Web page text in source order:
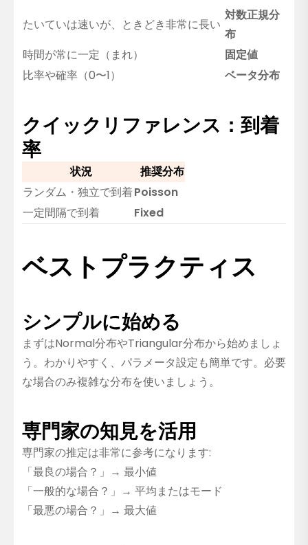
たいていは速いが、ときどき非常に長い
対数正規分
布
時間が常に一定（まれ）
固定値
比率や確率（0〜1）
ベータ分布
クイックリファレンス：到着
率
状況
推奨分布
ランダム・独立で到着Poisson
一定間隔で到着
Fixed
ベストプラクティス
シンプルに始める
まずはNormal分布やTriangular分布から始めましょ
う。わかりやすく、パラメータ設定も簡単です。必要
な場合のみ複雑な分布を使いましょう。
専門家の知見を活用
専門家の推定は非常に参考になります:
「最良の場合？」→ 最小値
「一般的な場合？」→ 平均またはモード
「最悪の場合？」→ 最大値